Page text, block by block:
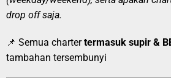
drop off saja.
📌 Semua chartertermasuk supir &
tambahan tersembunyi